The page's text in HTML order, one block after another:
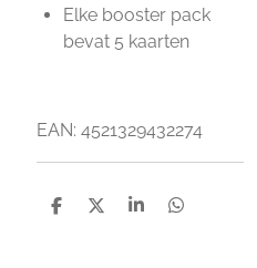
Elke booster pack
bevat 5 kaarten
EAN: 4521329432274
D
D
S
D